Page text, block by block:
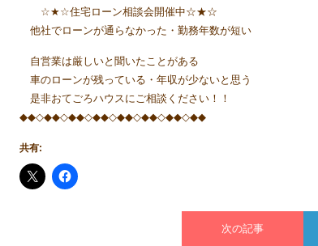
☆★☆住宅ローン相談会開催中☆★☆
他社でローンが通らなかった・勤務年数が短い
自営業は厳しいと聞いたことがある
車のローンが残っている・年収が少ないと思う
是非おてごろハウスにご相談ください！！
◆◆◇◆◆◇◆◆◇◆◆◇◆◆◇◆◆◇◆◆◇◆◆
共有:
次の記事